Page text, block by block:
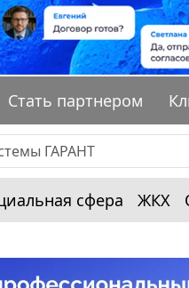
Стать партнером
сфера ЖКХ